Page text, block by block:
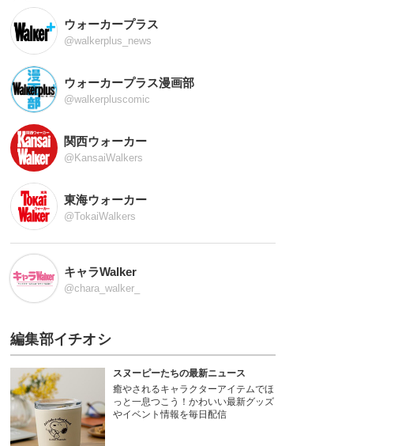
ウォーカープラス
@walkerplus_news
ウォーカープラス漫画部
@walkerpluscomic
関西ウォーカー
@KansaiWalkers
東海ウォーカー
@TokaiWalkers
キャラWalker
@chara_walker_
編集部イチオシ
スヌーピーたちの最新ニュース
癒やされるキャラクターアイテムでほ
っと一息つこう！かわいい最新グッズ
やイベント情報を毎日配信